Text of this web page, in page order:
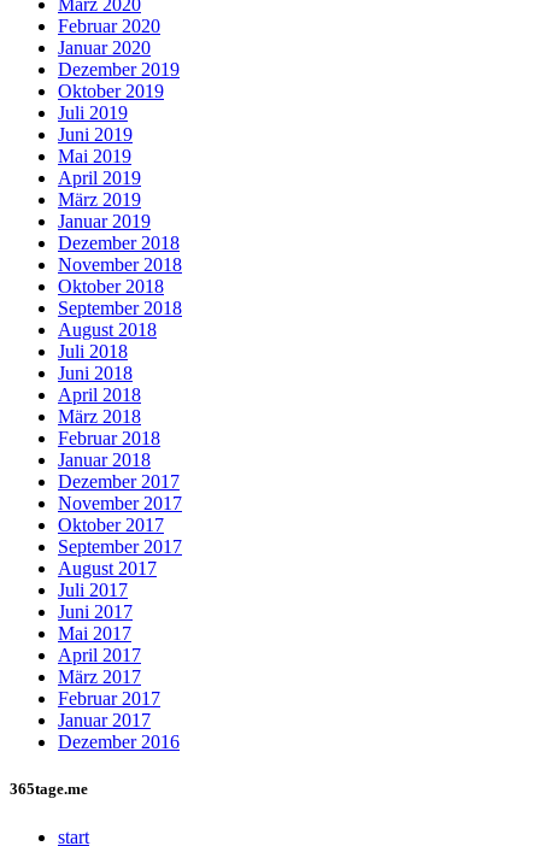
März 2020
Februar 2020
Januar 2020
Dezember 2019
Oktober 2019
Juli 2019
Juni 2019
Mai 2019
April 2019
März 2019
Januar 2019
Dezember 2018
November 2018
Oktober 2018
September 2018
August 2018
Juli 2018
Juni 2018
April 2018
März 2018
Februar 2018
Januar 2018
Dezember 2017
November 2017
Oktober 2017
September 2017
August 2017
Juli 2017
Juni 2017
Mai 2017
April 2017
März 2017
Februar 2017
Januar 2017
Dezember 2016
365tage.me
start